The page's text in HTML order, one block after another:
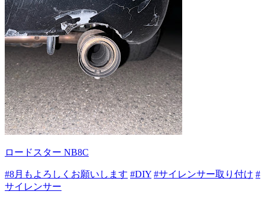
ロードスター NB8C
#8月もよろしくお願いします #DIY #サイレンサー取り付け #
サイレンサー